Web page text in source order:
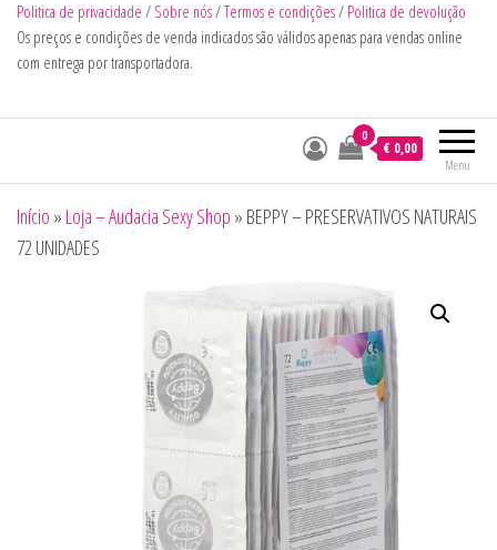
Politica de privacidade / Sobre nós/Termos e condições/ Politica de devolução
Os preços e condições de venda indicados são válidos apenas para vendas online
com entrega por transportadora.
Menu
0
€ 0,00
Início » Loja – Audacia Sexy Shop » BEPPY – PRESERVATIVOS NATURAIS
72 UNIDADES